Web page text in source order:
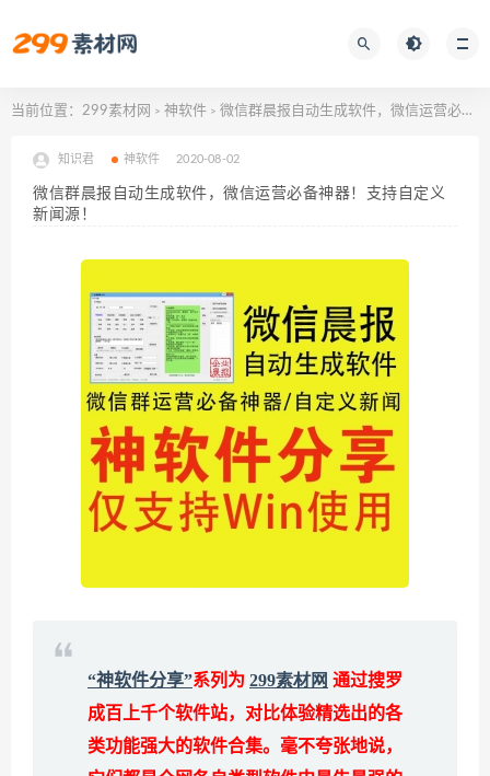
当前位置： 299素材网 > 神软件 > 微信群晨报自动生成软件，微信运营必备神器！支持自定义新闻源！
知识君 神软件 2020-08-02
微信群晨报自动生成软件，微信运营必备神器！支持自定义
新闻源！
“神软件分享”系列为 299素材网 通过搜罗
成百上千个软件站，对比体验精选出的各
类功能强大的软件合集。毫不夸张地说，